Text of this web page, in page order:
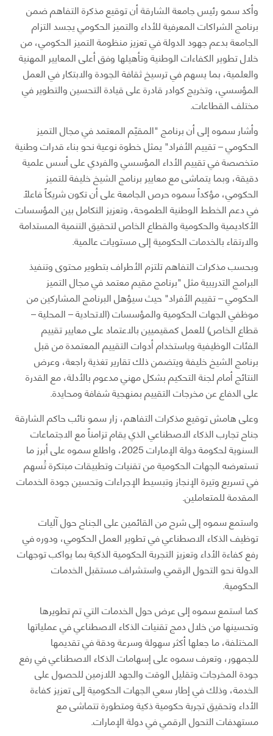
وأكد سمو رئيس جامعة الشارقة أن توقيع مذكرة التفاهم ضمن
برنامج الشراكات المعرفية للأداء والتميز الحكومي يجسد التزام
الجامعة بدعم جهود الدولة في تعزيز منظومة التميز الحكومي، من
خلال تطوير الكفاءات الوطنية وتأهيلها وفق أعلى المعايير المهنية
والعلمية، بما يسهم في ترسيخ ثقافة الجودة والابتكار في العمل
المؤسسي، وتخريج كوادر قادرة على قيادة التحسين والتطوير في
مختلف القطاعات.
وأشار سموه إلى أن برنامج "المقيّم المعتمد في مجال التميز
الحكومي – تقييم الأفراد" يمثل خطوة نوعية نحو بناء قدرات وطنية
متخصصة في تقييم الأداء المؤسسي والفردي على أسس علمية
دقيقة، وبما يتماشى مع معايير برنامج الشيخ خليفة للتميز
الحكومي، مؤكداً سموه حرص الجامعة على أن تكون شريكاً فاعلاً
في دعم الخطط الوطنية الطموحة، وتعزيز التكامل بين المؤسسات
الأكاديمية والحكومية والقطاع الخاص لتحقيق التنمية المستدامة
والارتقاء بالخدمات الحكومية إلى مستويات عالمية.
وبحسب مذكرات التفاهم تلتزم الأطراف بتطوير محتوى وتنفيذ
البرامج التدريبية مثل "برنامج مقيم معتمد في مجال التميز
الحكومي – تقييم الأفراد" حيث سيؤهل البرنامج المشاركين من
موظفي الجهات الحكومية والمؤسسات (الاتحادية – المحلية –
قطاع الخاص) للعمل كمقيميين بالاعتماد على معايير تقييم
الفئات الوظيفية وباستخدام أدوات التقييم المعتمدة من قبل
برنامج الشيخ خليفة ويتضمن ذلك تقارير تغذية راجعة، وعرض
النتائج أمام لجنة التحكيم بشكل مهني مدعوم بالأدلة، مع القدرة
على الدفاع عن مخرجات التقييم بمنهجية شفافة ومحايدة.
وعلى هامش توقيع مذكرات التفاهم، زار سمو نائب حاكم الشارقة
جناح تجارب الذكاء الاصطناعي الذي يقام تزامناً مع الاجتماعات
السنوية لحكومة دولة الإمارات 2025، واطلع سموه على أبرز ما
تستعرضه الجهات الحكومية من تقنيات وتطبيقات مبتكرة تُسهم
في تسريع وتيرة الإنجاز وتبسيط الإجراءات وتحسين جودة الخدمات
المقدمة للمتعاملين.
واستمع سموه إلى شرح من القائمين على الجناح حول آليات
توظيف الذكاء الاصطناعي في تطوير العمل الحكومي، ودوره في
رفع كفاءة الأداء وتعزيز التجربة الحكومية الذكية بما يواكب توجهات
الدولة نحو التحول الرقمي واستشراف مستقبل الخدمات
الحكومية.
كما استمع سموه إلى عرض حول الخدمات التي تم تطويرها
وتحسينها من خلال دمج تقنيات الذكاء الاصطناعي في عملياتها
المختلفة، ما جعلها أكثر سهولة وسرعة ودقة في تقديمها
للجمهور، وتعرف سموه على إسهامات الذكاء الاصطناعي في رفع
جودة المخرجات وتقليل الوقت والجهد اللازمين للحصول على
الخدمة، وذلك في إطار سعي الجهات الحكومية إلى تعزيز كفاءة
الأداء وتحقيق تجربة حكومية ذكية ومتطورة تتماشى مع
مستهدفات التحول الرقمي في دولة الإمارات.